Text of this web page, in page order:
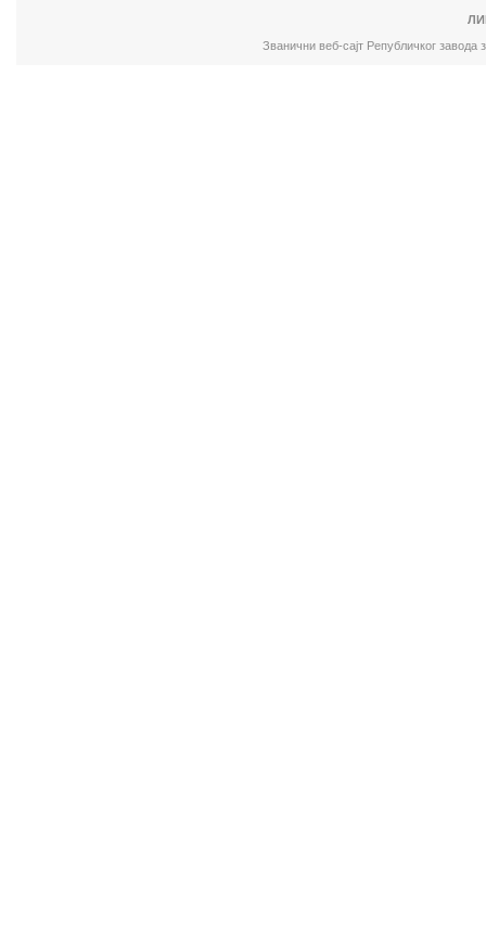
Званични веб-сајт Републичког